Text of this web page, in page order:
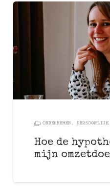
ONDERNEMEN,PERSOONLIJK
Hoe de
mijn